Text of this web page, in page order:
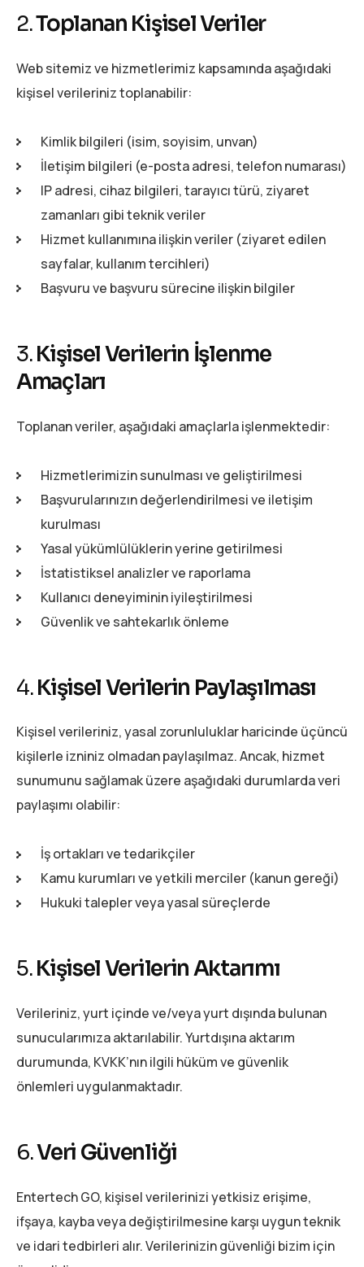
2.Toplanan Kişisel Veriler
Web sitemiz ve hizmetlerimiz kapsamında aşağıdaki
kişisel verileriniz toplanabilir:
Kimlik bilgileri (isim, soyisim, unvan)
İletişim bilgileri (e-posta adresi, telefon numarası)
IP adresi, cihaz bilgileri, tarayıcı türü, ziyaret
zamanları gibi teknik veriler
Hizmet kullanımına ilişkin veriler (ziyaret edilen
sayfalar, kullanım tercihleri)
Başvuru ve başvuru sürecine ilişkin bilgiler
3.Kişisel Verilerin İşlenme
Amaçları
Toplanan veriler, aşağıdaki amaçlarla işlenmektedir:
Hizmetlerimizin sunulması ve geliştirilmesi
Başvurularınızın değerlendirilmesi ve iletişim
kurulması
Yasal yükümlülüklerin yerine getirilmesi
İstatistiksel analizler ve raporlama
Kullanıcı deneyiminin iyileştirilmesi
Güvenlik ve sahtekarlık önleme
4.Kişisel Verilerin Paylaşılması
Kişisel verileriniz, yasal zorunluluklar haricinde üçüncü
kişilerle izniniz olmadan paylaşılmaz. Ancak, hizmet
sunumunu sağlamak üzere aşağıdaki durumlarda veri
paylaşımı olabilir:
İş ortakları ve tedarikçiler
Kamu kurumları ve yetkili merciler (kanun gereği)
Hukuki talepler veya yasal süreçlerde
5.Kişisel Verilerin Aktarımı
Verileriniz, yurt içinde ve/veya yurt dışında bulunan
sunucularımıza aktarılabilir. Yurtdışına aktarım
durumunda, KVKK’nın ilgili hüküm ve güvenlik
önlemleri uygulanmaktadır.
6.Veri Güvenliği
Entertech GO, kişisel verilerinizi yetkisiz erişime,
ifşaya, kayba veya değiştirilmesine karşı uygun teknik
ve idari tedbirleri alır. Verilerinizin güvenliği bizim için